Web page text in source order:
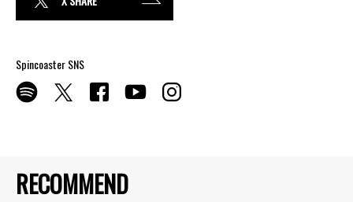
RECOMMEND
Spincoaster SNS